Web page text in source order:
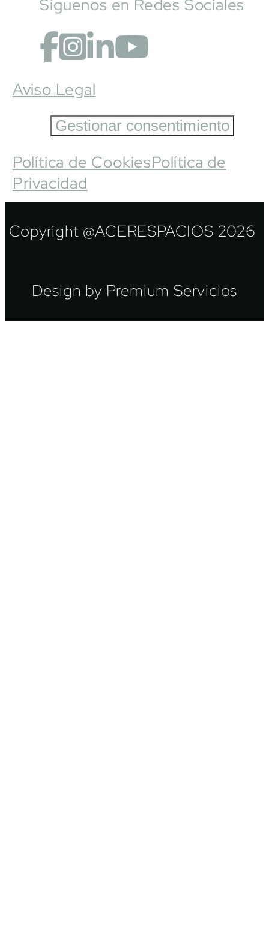
Síguenos en Redes Sociales
Aviso Legal
Gestionar consentimiento
Política de CookiesPolítica de
Privacidad
Copyright @ACERESPACIOS 2026
Design by Premium Servicios